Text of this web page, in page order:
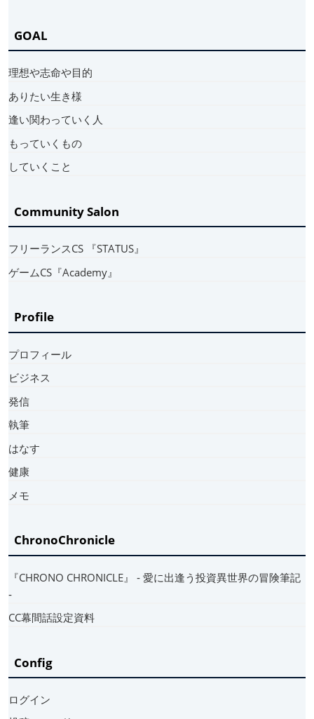
GOAL
理想や志命や目的
ありたい生き様
逢い関わっていく人
もっていくもの
していくこと
Community Salon
フリーランスCS 『STATUS』
ゲームCS『Academy』
Profile
プロフィール
ビジネス
発信
執筆
はなす
健康
メモ
ChronoChronicle
『CHRONO CHRONICLE』 ‐ 愛に出逢う投資異世界の冒険筆記
‐
CC幕間話設定資料
Config
ログイン